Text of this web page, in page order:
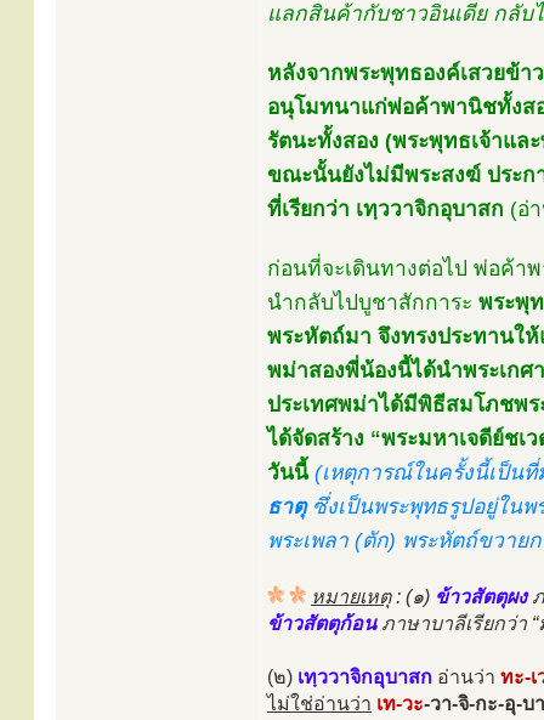
แลกสินค้ากับชาวอินเดีย กลับ
หลังจากพระพุทธองค์เสวยข้า
อนุโมทนาแก่พ่อค้าพานิชทั้งส
รัตนะทั้งสอง (พระพุทธเจ้าแล
ขณะนั้นยังไม่มีพระสงฆ์ ประก
ที่เรียกว่า เทฺววาจิกอุบาสก (อ่
ก่อนที่จะเดินทางต่อไป พ่อค้า
นำกลับไปบูชาสักการะ พระพุ
พระหัตถ์มา จึงทรงประทานใ
พม่าสองพี่น้องนี้ได้นำพระเกศ
ประเทศพม่าได้มีพิธีสมโภชพ
ได้จัดสร้าง “พระมหาเจดีย์ชเ
วันนี้ (เหตุการณ์ในครั้งนี้เป็นที่
ธาตุซึ่งเป็นพระพุทธรูปอยู่ในพ
พระเพลา (ตัก) พระหัตถ์ขวาย
หมายเหตุ: (๑) ข้าวสัตตุผงภ
ข้าวสัตตุก้อนภาษาบาลีเรียกว่า
(๒) เทฺววาจิกอุบาสก อ่านว่า ทะ-เ
ไม่ใช่อ่านว่า เท-วะ-วา-จิ-กะ-อุ-บ